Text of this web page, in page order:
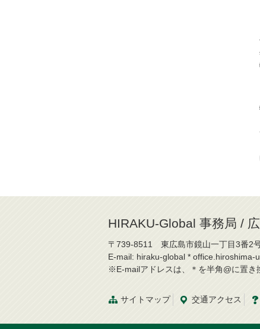
HIRAKU-Global 事務局 /
〒739-8511 東広島市鏡山一丁目3番2
E-mail: hiraku-global * office.hiroshima-
※E-mailアドレスは、＊を半角@に置き
サイトマップ 交通アクセス